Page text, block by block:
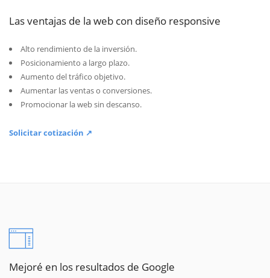
Las ventajas de la web con diseño responsive
Alto rendimiento de la inversión.
Posicionamiento a largo plazo.
Aumento del tráfico objetivo.
Aumentar las ventas o conversiones.
Promocionar la web sin descanso.
Solicitar cotización ↗
Mejoré en los resultados de Google